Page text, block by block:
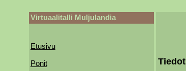
Virtuaalitalli Muljulandia
Etusivu
Ponit Tiedot